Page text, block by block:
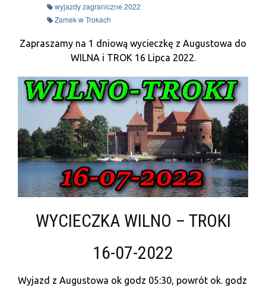
wyjazdy zagraniczne 2022
Zamek w Trokach
Zapraszamy na 1 dniową wycieczkę z Augustowa do
WILNA i TROK 16 Lipca 2022.
WYCIECZKA WILNO – TROKI
16-07-2022
Wyjazd z Augustowa ok godz 05:30, powrót ok. godz